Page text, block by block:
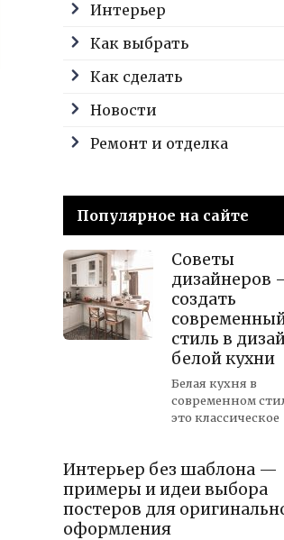
Интерьер
Как выбрать
Как сделать
Новости
Ремонт и отделка
Популярное на сайте
Советы
дизайнеров
создать
стиль в
белой кухни
Белая кухня в
современном
это классическое
Интерьер без шаблона —
примеры и идеи выбора
постеров для
оформления